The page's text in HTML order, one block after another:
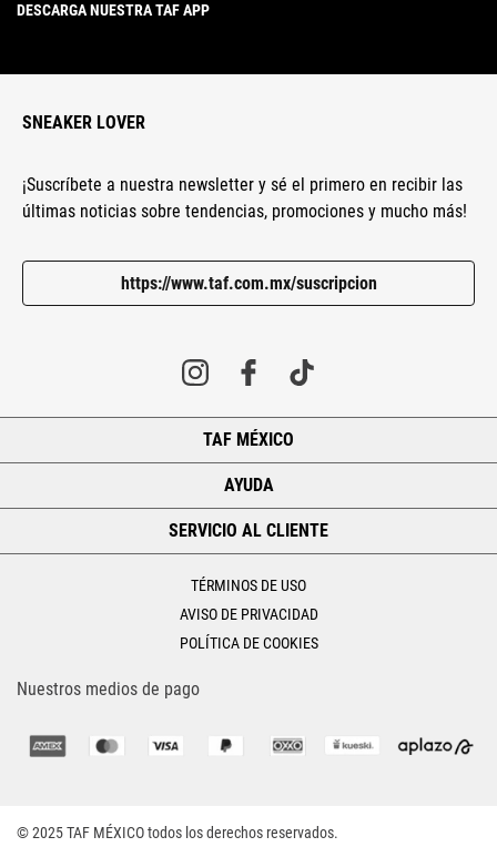
DESCARGA NUESTRA TAF APP
SNEAKER LOVER
¡Suscríbete a nuestra newsletter y sé el primero en recibir las
últimas noticias sobre tendencias, promociones y mucho más!
https://www.taf.com.mx/suscripcion
TAF MÉXICO
AYUDA
SERVICIO AL CLIENTE
TÉRMINOS DE USO
AVISO DE PRIVACIDAD
POLÍTICA DE COOKIES
Nuestros medios de pago
© 2025 TAF MÉXICO todos los derechos reservados.